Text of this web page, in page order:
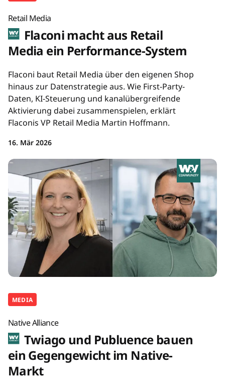
Retail Media
Flaconi macht aus Retail
Media ein Performance-System
Flaconi baut Retail Media über den eigenen Shop
hinaus zur Datenstrategie aus. Wie First-Party-
Daten, KI-Steuerung und kanalübergreifende
Aktivierung dabei zusammenspielen, erklärt
Flaconis VP Retail Media Martin Hoffmann.
16. Mär 2026
MEDIA
Native Alliance
Twiago und Publuence bauen
ein Gegengewicht im Native-
Markt